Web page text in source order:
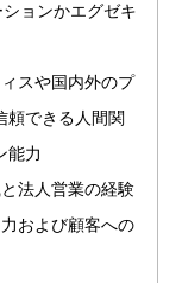
ョンかエグゼキ
スや国内外のプ
頼できる人間関
能力
法人営業の経験
および顧客への